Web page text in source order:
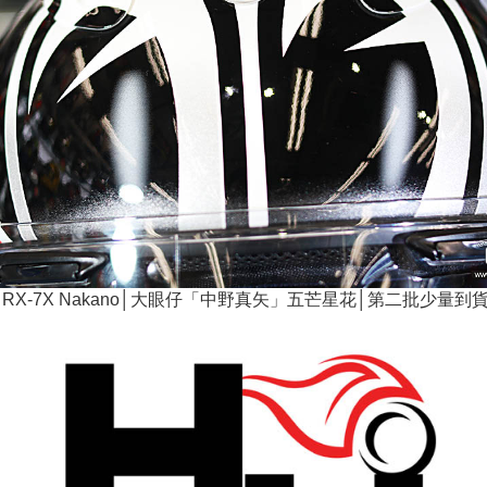
7X Nakano│大眼仔「中野真矢」五芒星花│第二批少量到